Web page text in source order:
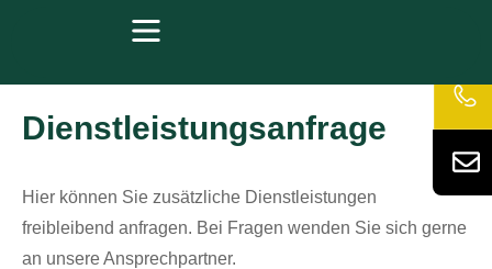
Dienstleistungsanfrage
Hier können Sie zusätzliche Dienstleistungen
freibleibend anfragen. Bei Fragen wenden Sie sich gerne
an unsere Ansprechpartner.